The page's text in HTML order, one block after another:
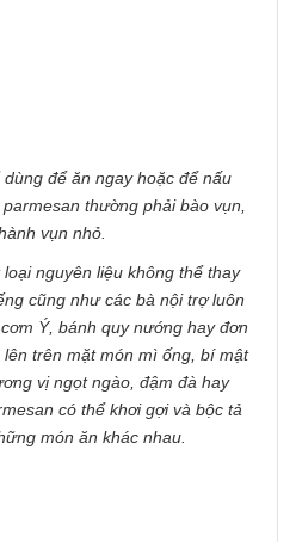
để ăn ngay hoặc để nấu
thường phải bào vụn,
vụn nhỏ.
nguyên liệu không thể thay
cũng như các bà nội trợ luôn
Ý, bánh quy nướng hay đơn
trên mặt món mì ống, bí mật
vị ngọt ngào, đậm đà hay
có thể khơi gợi và bộc tả
món ăn khác nhau.